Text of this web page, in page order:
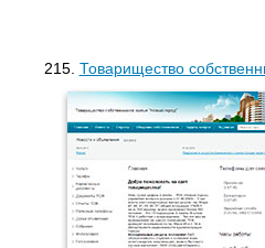
215. Товарищество